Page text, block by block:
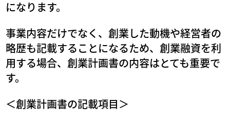
になります。
事業内容だけでなく、創業した動機や経営者の
略歴も記載することになるため、創業融資を利
用する場合、創業計画書の内容はとても重要で
す。
＜創業計画書の記載項目＞